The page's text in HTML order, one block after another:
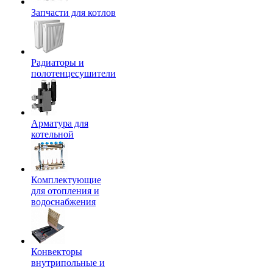
Запчасти для котлов
Радиаторы и
полотенцесушители
Арматура для
котельной
Комплектующие
для отопления и
водоснабжения
Конвекторы
внутрипольные и